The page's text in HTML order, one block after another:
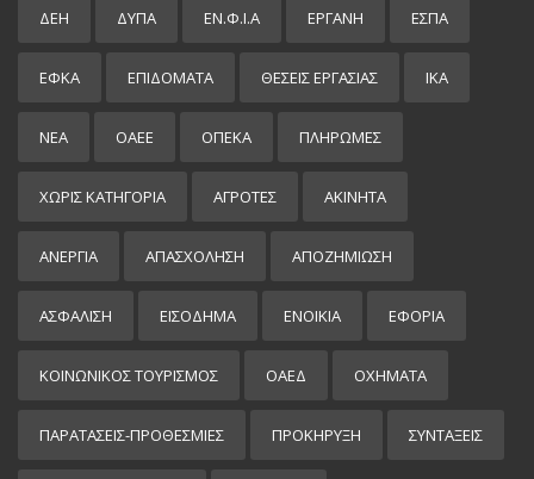
ΔΕΗ ΔΥΠΑ ΕΝ.Φ.Ι.Α ΕΡΓΑΝΗ ΕΣΠΑ
ΕΦΚΑ ΕΠΙΔΌΜΑΤΑ ΘΕΣΕΙΣ ΕΡΓΑΣΙΑΣ ΙΚΑ
ΝΕΑ ΟΑΕΕ ΟΠΕΚΑ ΠΛΗΡΩΜΕΣ
ΧΩΡΊΣ ΚΑΤΗΓΟΡΊΑ ΑΓΡΟΤΕΣ ΑΚΙΝΗΤΑ
ΑΝΕΡΓΙΑ ΑΠΑΣΧΟΛΗΣΗ ΑΠΟΖΗΜΙΩΣΗ
ΑΣΦΑΛΙΣΗ ΕΙΣΌΔΗΜΑ ΕΝΟΙΚΙΑ ΕΦΟΡΙΑ
ΚΟΙΝΩΝΙΚΟΣ ΤΟΥΡΙΣΜΟΣ ΟΑΕΔ ΟΧΗΜΑΤΑ
ΠΑΡΑΤΑΣΕΙΣ-ΠΡΟΘΕΣΜΙΕΣ ΠΡΟΚΉΡΥΞΗ ΣΥΝΤΑΞΕΙΣ